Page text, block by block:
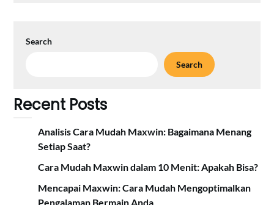
Search
Search
Recent Posts
Analisis Cara Mudah Maxwin: Bagaimana Menang
Setiap Saat?
Cara Mudah Maxwin dalam 10 Menit: Apakah Bisa?
Mencapai Maxwin: Cara Mudah Mengoptimalkan
Pengalaman Bermain Anda